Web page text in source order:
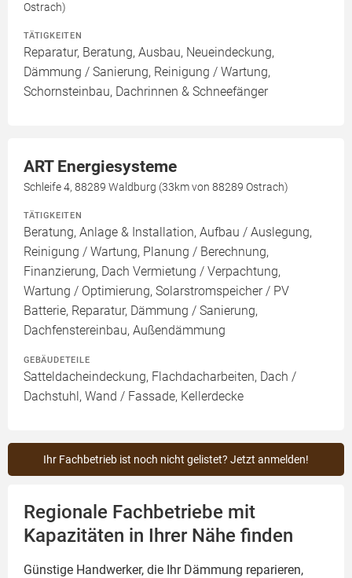
Ostrach)
TÄTIGKEITEN
Reparatur, Beratung, Ausbau, Neueindeckung,
Dämmung / Sanierung, Reinigung / Wartung,
Schornsteinbau, Dachrinnen & Schneefänger
ART Energiesysteme
Schleife 4, 88289 Waldburg (33km von 88289 Ostrach)
TÄTIGKEITEN
Beratung, Anlage & Installation, Aufbau / Auslegung,
Reinigung / Wartung, Planung / Berechnung,
Finanzierung, Dach Vermietung / Verpachtung,
Wartung / Optimierung, Solarstromspeicher / PV
Batterie, Reparatur, Dämmung / Sanierung,
Dachfenstereinbau, Außendämmung
GEBÄUDETEILE
Satteldacheindeckung, Flachdacharbeiten, Dach /
Dachstuhl, Wand / Fassade, Kellerdecke
Ihr Fachbetrieb ist noch nicht gelistet? Jetzt anmelden!
Regionale Fachbetriebe mit
Kapazitäten in Ihrer Nähe finden
Günstige Handwerker, die Ihr Dämmung reparieren,